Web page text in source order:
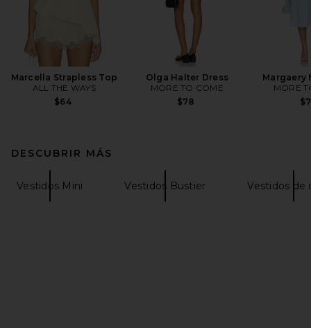
Marcella Strapless Top
ALL THE WAYS
$64
Olga Halter Dress
MORE TO COME
$78
Margaery
MORE
DESCUBRIR MÁS
Vestidos Mini Vestidos Bustier Vestidos de